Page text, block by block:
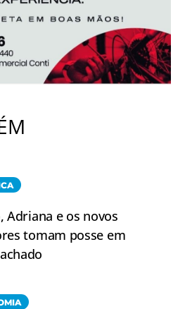
Adriana e os novos
tomam posse em